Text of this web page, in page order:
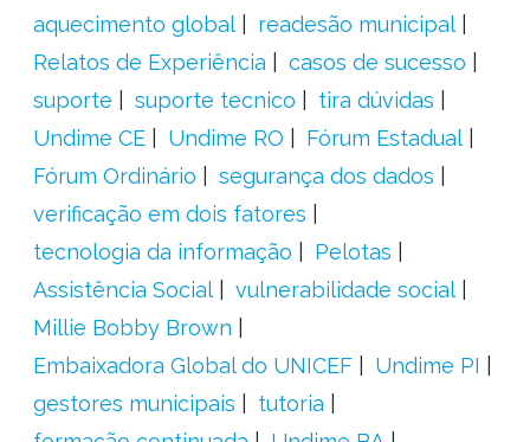
aquecimento global
readesão municipal
Relatos de Experiência
casos de sucesso
suporte
suporte tecnico
tira dúvidas
Undime CE
Undime RO
Fórum Estadual
Fórum Ordinário
segurança dos dados
verificação em dois fatores
tecnologia da informação
Pelotas
Assistência Social
vulnerabilidade social
Millie Bobby Brown
Embaixadora Global do UNICEF
Undime PI
gestores municipais
tutoria